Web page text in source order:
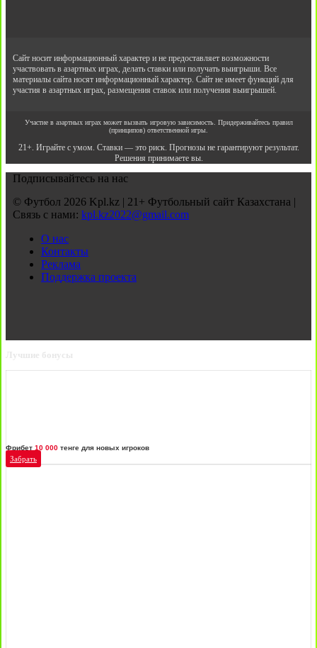
Сайт носит информационный характер и не предоставляет возможности
участвовать в азартных играх, делать ставки или получать выигрыши. Все
материалы сайта носят информационный характер. Сайт не имеет функций для
участия в азартных играх, размещения ставок или получения выигрышей.
Участие в азартных играх может вызвать игровую зависимость. Придерживайтесь правил
(принципов) ответственной игры.
21+. Играйте с умом. Ставки — это риск. Прогнозы не гарантируют результат.
Решения принимаете вы.
Подписывайтесь на нас
© Футбол 2026 Kpl.kz | 21+ Футбольный сайт Казахстана |
Связь с нами: kpl.kz2022@gmail.com
О нас
Контакты
Реклама
Поддержка проекта
Лучшие бонусы
Фрибет 10 000 тенге для новых игроков
Забрать